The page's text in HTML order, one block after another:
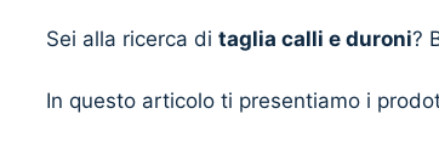
Sei alla ricerca di taglia calli e duroni?
In questo articolo ti presentiamo i